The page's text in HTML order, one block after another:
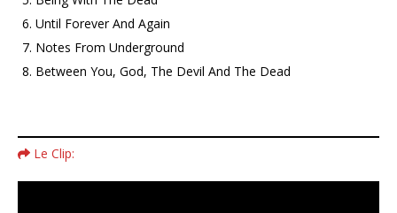
Until Forever And Again
Notes From Underground
Between You, God, The Devil And The Dead
Le Clip: